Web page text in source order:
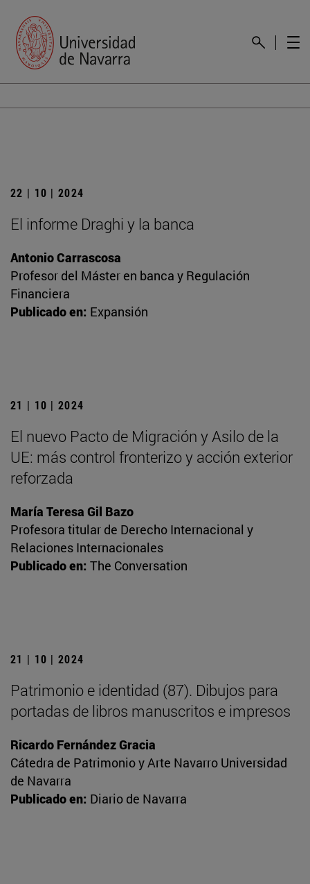
22 | 10 | 2024
El informe Draghi y la banca
Antonio Carrascosa
Profesor del Máster en banca y Regulación
Financiera
Publicado en: Expansión
21 | 10 | 2024
El nuevo Pacto de Migración y Asilo de la
UE: más control fronterizo y acción exterior
reforzada
María Teresa Gil Bazo
Profesora titular de Derecho Internacional y
Relaciones Internacionales
Publicado en: The Conversation
21 | 10 | 2024
Patrimonio e identidad (87). Dibujos para
portadas de libros manuscritos e impresos
Ricardo Fernández Gracia
Cátedra de Patrimonio y Arte Navarro Universidad
de Navarra
Publicado en: Diario de Navarra